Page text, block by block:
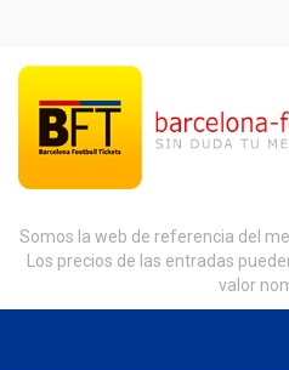
Somos la web de referencia del
Los precios de las entradas
valor